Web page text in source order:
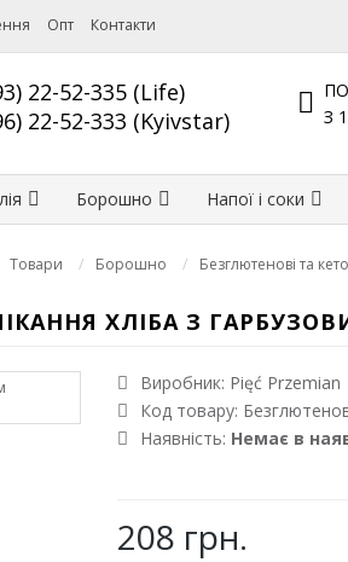
Опт Контакти
22-52-335 (Life)
22-52-333 (Kyivstar)
З
Борошно Напої і соки
Товари Борошно Безглютенові та
ХЛІБА З
Виробник: Pięć Przemian
Код товару:
Наявність: Немає в
208 грн.